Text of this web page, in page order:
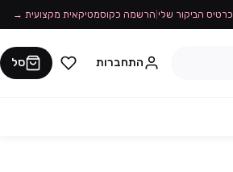
כרטיס הביקור שלי הרשמה כקוסמטיקאית מקצועית →
התחברות סל